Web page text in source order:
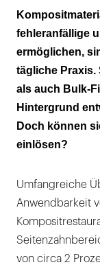
Bulk-Fill-
Fazit
fehleranfällige
ermöglichen,
tägliche
als auch Bulk-
Hintergrund
Doch können
einlösen?
Umfangreiche
Anwendbarkeit
von circa 2